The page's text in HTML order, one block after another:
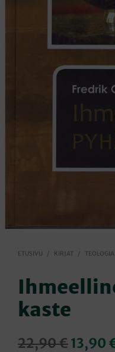
ETUSIVU / KIRJAT / TEOLOGIA
kaste
22,90€13,90